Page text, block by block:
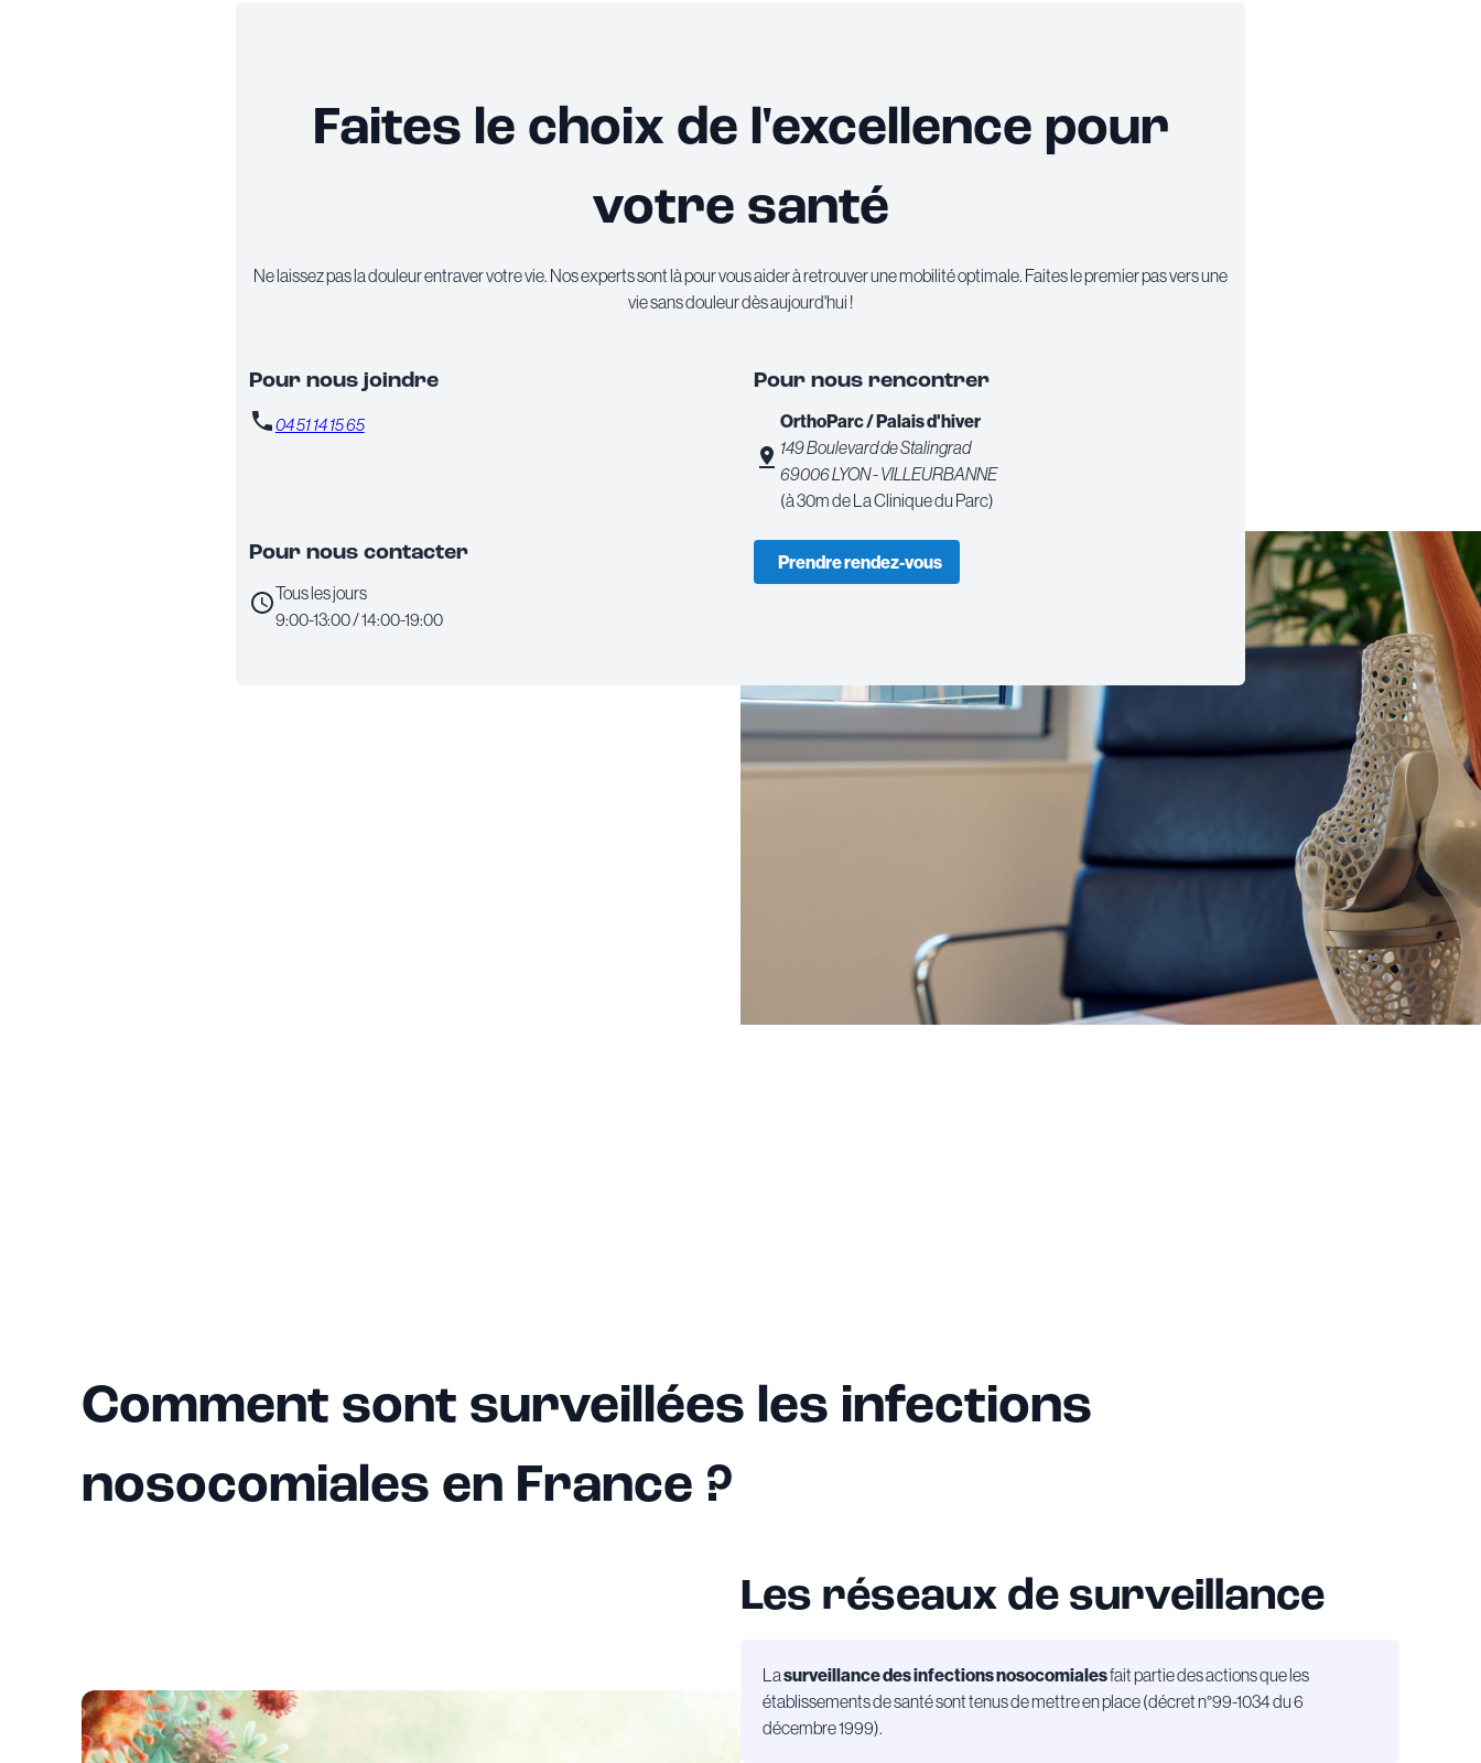
Faites le choix de l'excellence pour
votre santé
Ne laissez pas la douleur entraver votre vie. Nos experts sont là pour vous aider à retrouver une mobilité optimale. Faites le premier pas vers une
vie sans douleur dès aujourd'hui !
Pour nous joindre
04 51 14 15 65
Pour nous rencontrer
OrthoParc / Palais d'hiver
149 Boulevard de Stalingrad
69006 LYON - VILLEURBANNE
(à 30m de La Clinique du Parc)
Pour nous contacter
Tous les jours
9:00-13:00 / 14:00-19:00
Prendre rendez-vous
Comment sont surveillées les infections
nosocomiales en France ?
Les réseaux de surveillance
Lasurveillance des infections nosocomialesfait partie des actions que les
établissements de santé sont tenus de mettre en place (décret n°99-1034 du 6
décembre 1999).